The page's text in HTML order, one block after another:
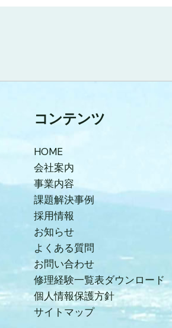
コンテンツ
HOME
会社案内
事業内容
課題解決事例
採用情報
お知らせ
よくある質問
お問い合わせ
修理経験一覧表ダウンロード
個人情報保護方針
サイトマップ